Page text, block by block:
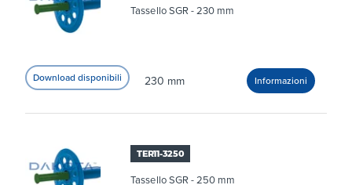
Tassello SGR - 230 mm
230 mm
TER11-3250
Tassello SGR - 250 mm